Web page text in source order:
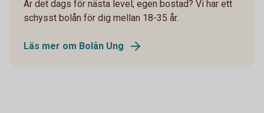
Är det dags för nästa level; egen bostad? Vi har ett
schysst bolån för dig mellan 18-35 år.
Läs mer om Bolån Ung